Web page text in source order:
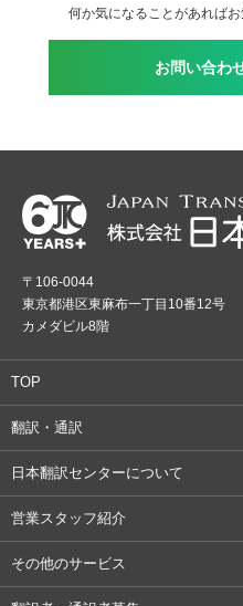
何か気になることがあれば
お問い合わ
〒106-0044
東京都港区東麻布一丁目10番12号
カメダビル8階
TOP
翻訳・通訳
日本翻訳センターについて
営業スタッフ紹介
その他のサービス